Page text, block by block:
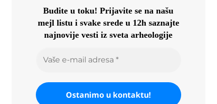
Budite u toku!Prijavite se na našu
mejl listu i svake srede u 12h saznajte
najnovije vesti iz sveta arheologije